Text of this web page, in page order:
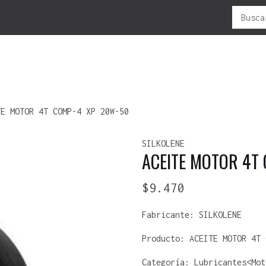
Buscar
por:
LUBRICANTES MOTOS NEUMATICOS
CAMARAS
MOUSSE
SELLADOR-NEUMÁTICO
MOTOR 4T COMP-4 XP 20W-50
SILKOLENE
ACEITE MOTOR
$9.470
Fabricante: SILKOLENE
Producto: ACEITE MOTOR
Categoría: